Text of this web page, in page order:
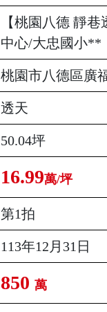
【桃園八德 靜
中心/大忠國小**
桃園市八德區廣
透天
50.04坪
16.99萬/坪
第1拍
113年12月31日
850 萬